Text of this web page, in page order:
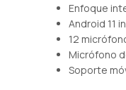
Enfoque
Android 11
12
Micrófono
Soporte